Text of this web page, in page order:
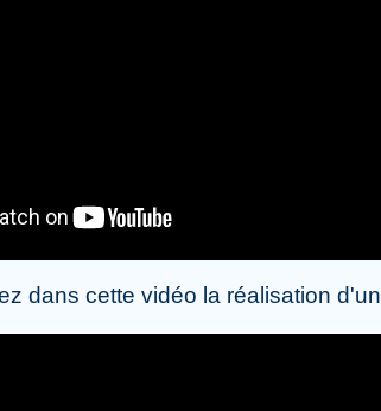
dans cette vidéo la réalisation d'un